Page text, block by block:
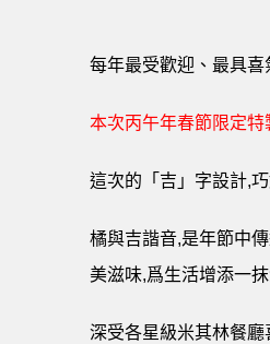
每年最受歡迎、最具
本次丙午年春節限定
這次的「吉」字設計,
橘與吉諧音,是年節中
美滋味,爲生活增添一
深受各星級米其林餐